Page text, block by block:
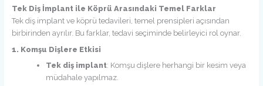
Tek Diş İmplant ile Köprü Arasındaki Temel Farklar
Tek diş implant ve köprü tedavileri, temel prensipleri açısından
birbirinden ayrılır. Bu farklar, tedavi seçiminde belirleyici rol oynar.
1. Komşu Dişlere Etkisi
Tek diş implant: Komşu dişlere herhangi bir kesim veya
müdahale yapılmaz.